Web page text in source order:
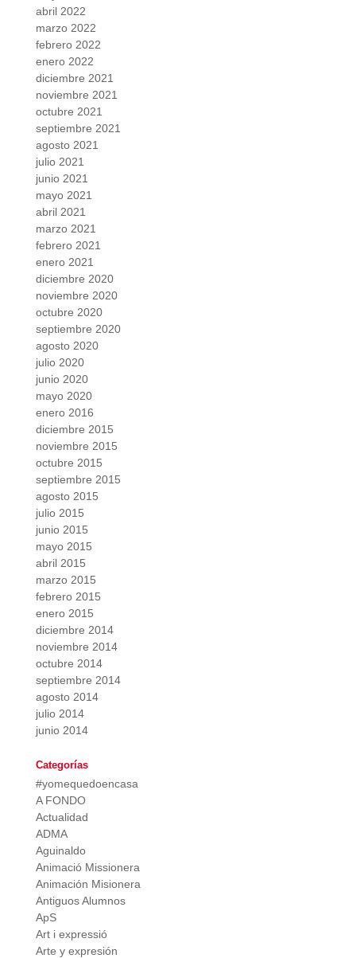
abril 2022
marzo 2022
febrero 2022
enero 2022
diciembre 2021
noviembre 2021
octubre 2021
septiembre 2021
agosto 2021
julio 2021
junio 2021
mayo 2021
abril 2021
marzo 2021
febrero 2021
enero 2021
diciembre 2020
noviembre 2020
octubre 2020
septiembre 2020
agosto 2020
julio 2020
junio 2020
mayo 2020
enero 2016
diciembre 2015
noviembre 2015
octubre 2015
septiembre 2015
agosto 2015
julio 2015
junio 2015
mayo 2015
abril 2015
marzo 2015
febrero 2015
enero 2015
diciembre 2014
noviembre 2014
octubre 2014
septiembre 2014
agosto 2014
julio 2014
junio 2014
Categorías
#yomequedoencasa
A FONDO
Actualidad
ADMA
Aguinaldo
Animació Missionera
Animación Misionera
Antiguos Alumnos
ApS
Art i expressió
Arte y expresión